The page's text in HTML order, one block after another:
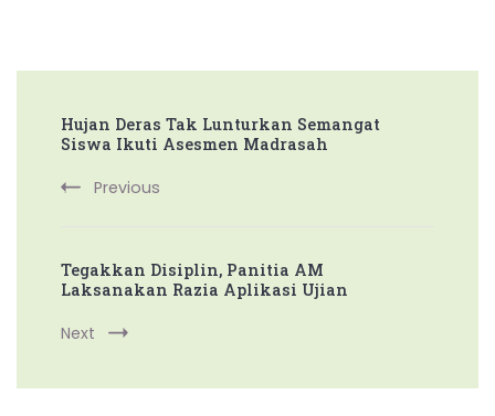
Navigation
Hujan Deras Tak Lunturkan Semangat
Siswa Ikuti Asesmen Madrasah
Previous
Tegakkan Disiplin, Panitia AM
Laksanakan Razia Aplikasi Ujian
Next